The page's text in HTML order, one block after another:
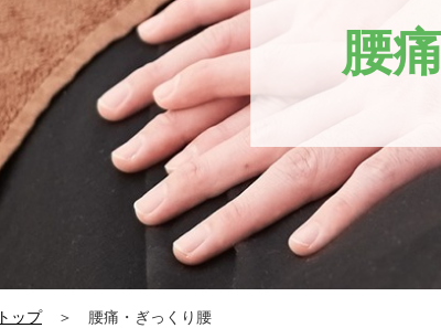
腰
トップ＞ 腰痛・ぎっくり腰